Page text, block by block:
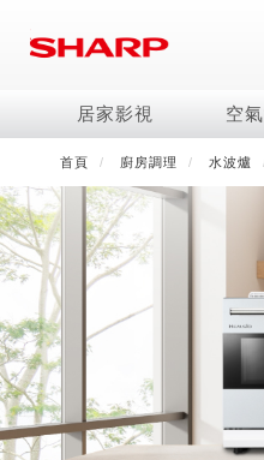
居家影視 空
電視/顯示器系列
AQUOS 8K
AQUOS XLED
AQUOS QLED
AQUOS 4K UHD
AQUOS 2K FHD
空氣淨化系列
Purefit空氣美學機
AIoT智慧空氣清淨機
水活力空氣清淨機
空氣清淨機
自動除菌離子產生器
電風扇系列
DC直流馬達立扇
冰箱系列
冷凍庫
六門
五門(左右開)
四門
三門
雙門
FAQ
無孔槽洗衣機
水波爐
AIoT智慧水波爐
水波爐
淨水器
超淨系列淨水器
照明系列
LED吸頂燈
美容保濕
水活力美容保濕器
商用解決方案
商用顯示器
商用投影機
觸控式電子白板
拼接電視牆
DirectView LED
首頁 廚房調理 水波爐